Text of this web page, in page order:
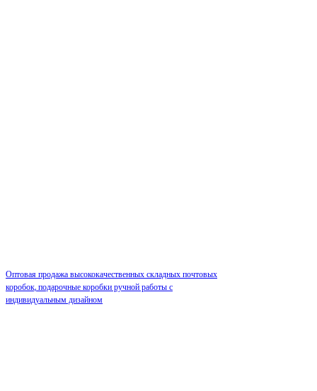
Оптовая продажа высококачественных складных почтовых
коробок, подарочные коробки ручной работы с
индивидуальным дизайном